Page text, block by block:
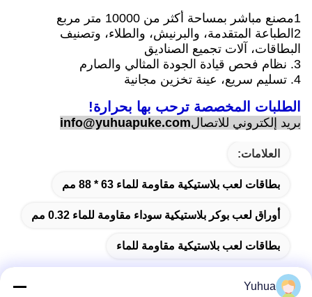
1مصنع مباشر بمساحة أكثر من 10000 متر مربع
2الطباعة المتقدمة، والبرنيش، والطلاء، وتصنيف
البطاقات، آلات تجميع الصناديق
3. نظام فحص قيادة الجودة المثالي والصارم
4. تسليم سريع، عينة تخزين مجانية
الطلبات المخصصة ترحب بها بحرارة!
بريد إلكتروني للاتصالinfo@yuhuapuke.com
العلامات:
بطاقات لعب بلاستيكية مقاومة للماء 63 * 88 مم
أوراق لعب بوكر بلاستيكية سوداء مقاومة للماء 0.32 مم
بطاقات لعب بلاستيكية مقاومة للماء
Yuhua